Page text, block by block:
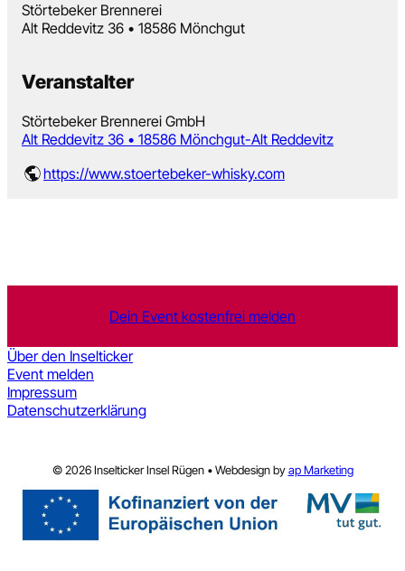
Störtebeker Brennerei
Alt Reddevitz 36 • 18586 Mönchgut
Veranstalter
Störtebeker Brennerei GmbH
Alt Reddevitz 36 • 18586 Mönchgut-Alt Reddevitz
https://www.stoertebeker-whisky.com
Dein Event kostenfrei melden
Über den Inselticker
Event melden
Impressum
Datenschutzerklärung
© 2026 Inselticker Insel Rügen • Webdesign byap Marketing